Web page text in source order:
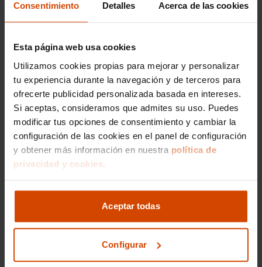
Consentimiento Detalles Acerca de las cookies
Esta página web usa cookies
Utilizamos cookies propias para mejorar y personalizar
tu experiencia durante la navegación y de terceros para
ofrecerte publicidad personalizada basada en intereses.
Si aceptas, consideramos que admites su uso. Puedes
modificar tus opciones de consentimiento y cambiar la
configuración de las cookies en el panel de configuración
y obtener más información en nuestra política de
privacidad y cookies.
Aceptar todas
Configurar
por su equilibrado diseño, eficiencia y tecnología
avanzada. Flexicar se posiciona como una
modelos, ofreciendo vehículos revisados y con la
garantía de profesionalidad en la transacción.
Entre las mejores versiones del Kia Ceed en
Sevilla, destacan:
Concept:La versión más accesible que ofrece
una combinación de eficiencia y comodidad.
Incluye equipamiento básico como aire
acondicionado, sistema de audio con
Bluetooth y control de crucero.
Drive:Este acabado añade equipamientos
como el sensor de lluvia, luces automáticas, y
en confort y tecnología.
Enfocado para quienes buscan más
tecnología, integra una pantalla táctil de 8